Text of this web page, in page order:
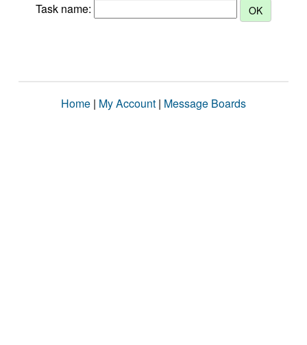
Task name:
Home | My Account | Message Boards